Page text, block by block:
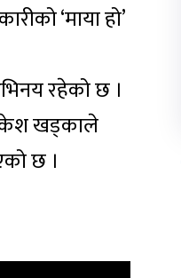
‘माया हो’
रहेको छ ।
खड्काले
छ ।